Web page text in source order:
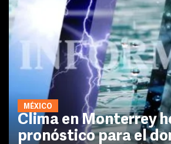
MÉXICO
Clima en Monterrey
pronóstico para el